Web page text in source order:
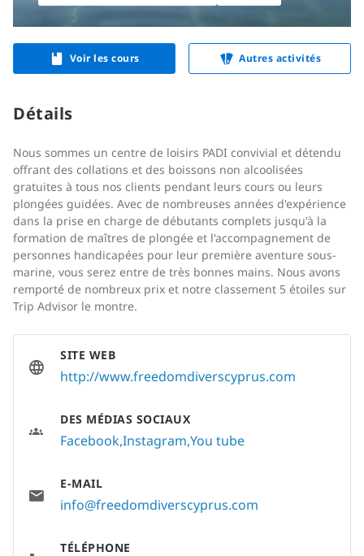
Voir les cours Autres activités
Détails
Nous sommes un centre de loisirs PADI convivial et détendu
offrant des collations et des boissons non alcoolisées
gratuites à tous nos clients pendant leurs cours ou leurs
plongées guidées. Avec de nombreuses années d'expérience
dans la prise en charge de débutants complets jusqu'à la
formation de maîtres de plongée et l'accompagnement de
personnes handicapées pour leur première aventure sous-
marine, vous serez entre de très bonnes mains. Nous avons
remporté de nombreux prix et notre classement 5 étoiles sur
Trip Advisor le montre.
SITE WEB
http://www.freedomdiverscyprus.com
DES MÉDIAS SOCIAUX
FacebookInstagram You tube
E-MAIL
info@freedomdiverscyprus.com
TÉLÉPHONE